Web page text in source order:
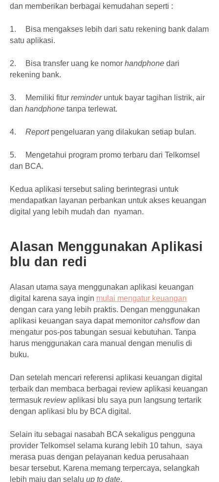
dan memberikan berbagai kemudahan seperti :
1.
Bisa mengakses lebih dari satu rekening bank dalam
satu aplikasi.
2. Bisa transfer uang ke nomor handphone dari
rekening bank.
3. Memiliki fitur reminderuntuk bayar tagihan listrik, air
dan handphone tanpa terlewat.
4. Reportpengeluaran yang dilakukan setiap bulan.
5.
Mengetahui program promo terbaru dari Telkomsel
dan BCA.
Kedua aplikasi tersebut saling berintegrasi untuk
mendapatkan layanan perbankan untuk akses keuangan
digital yang lebih mudah dan nyaman.
Alasan Menggunakan Aplikasi
blu dan redi
Alasan utama saya menggunakan aplikasi keuangan
digital karena saya ingin mulai mengatur keuangan
dengan cara yang lebih praktis. Dengan menggunakan
aplikasi keuangan saya dapat memonitor cahsflowdan
mengatur pos-pos tabungan sesuai kebutuhan. Tanpa
harus menggunakan cara manual dengan menulis di
buku.
Dan setelah mencari referensi aplikasi keuangan digital
terbaik dan membaca berbagai review aplikasi keuangan
termasuk reviewaplikasi blu saya pun langsung tertarik
dengan aplikasi blu by BCA digital.
Selain itu sebagai nasabah BCA sekaligus pengguna
provider Telkomsel selama kurang lebih 10 tahun, saya
merasa puas dengan pelayanan kedua perusahaan
besar tersebut. Karena memang terpercaya, selangkah
lebih maju dan selalu up to date.